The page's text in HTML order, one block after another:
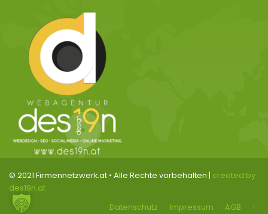
© 2021 Firmennetzwerk.at • Alle Rechte vorbehalten | created by
des19n.at
Datenschutz
Impressum AGB